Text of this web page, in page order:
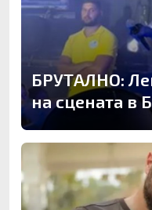
БРУТАЛНО:
на сцената в